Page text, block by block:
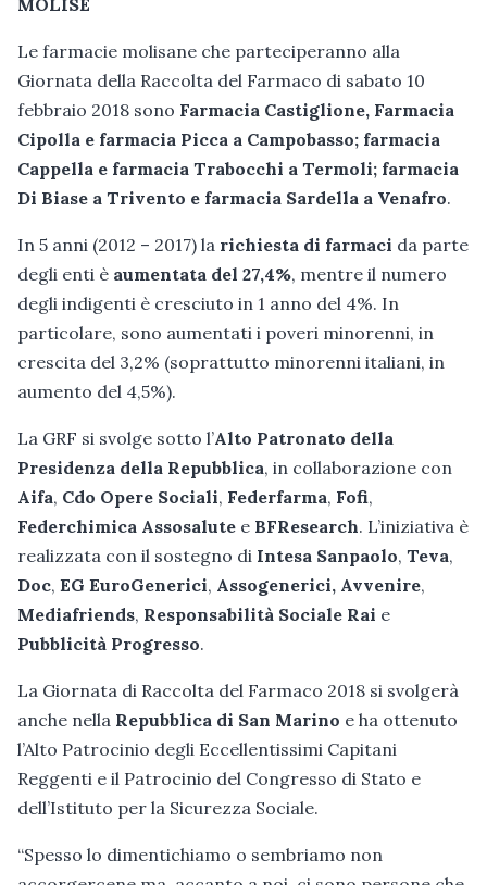
Le farmacie molisane che parteciperanno alla
Giornata della Raccolta del Farmaco di sabato 10
febbraio 2018 sono Farmacia Castiglione, Farmacia
Cipolla e farmacia Picca a Campobasso; farmacia
Cappella e farmacia Trabocchi a Termoli; farmacia
Di Biase a Trivento e farmacia Sardella a Venafro.
In 5 anni (2012 – 2017) la richiesta di farmaci da parte
degli enti è aumentata del 27,4%, mentre il numero
degli indigenti è cresciuto in 1 anno del 4%. In
particolare, sono aumentati i poveri minorenni, in
crescita del 3,2% (soprattutto minorenni italiani, in
aumento del 4,5%).
La GRF si svolge sotto l’Alto Patronato della
Presidenza della Repubblica, in collaborazione con
Aifa, Cdo Opere Sociali, Federfarma, Fofi,
Federchimica Assosalute e BFResearch. L’iniziativa è
realizzata con il sostegno di Intesa Sanpaolo, Teva,
Doc, EG EuroGenerici, Assogenerici, Avvenire,
Mediafriends, Responsabilità Sociale Rai e
Pubblicità Progresso.
La Giornata di Raccolta del Farmaco 2018 si svolgerà
anche nella Repubblica di San Marino e ha ottenuto
l’Alto Patrocinio degli Eccellentissimi Capitani
Reggenti e il Patrocinio del Congresso di Stato e
dell’Istituto per la Sicurezza Sociale.
“Spesso lo dimentichiamo o sembriamo non